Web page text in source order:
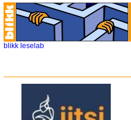
blikk leselab